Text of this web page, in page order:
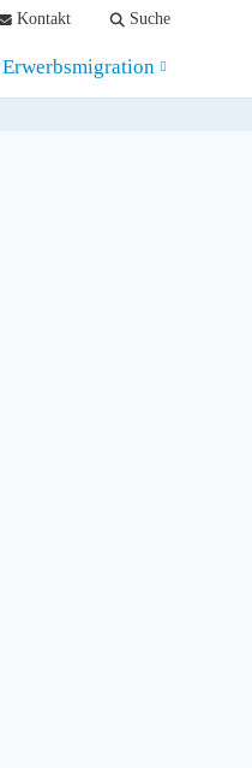
Kontakt Suche